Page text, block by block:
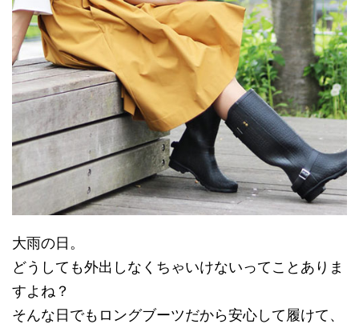
大雨の日。
どうしても外出しなくちゃいけないってことありま
すよね？
そんな日でもロングブーツだから安心して履けて、